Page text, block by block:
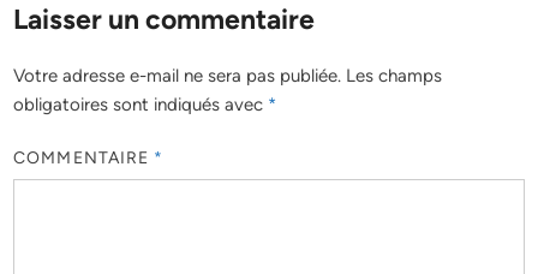
Laisser un commentaire
Votre adresse e-mail ne sera pas publiée. Les champs
obligatoires sont indiqués avec *
COMMENTAIRE *